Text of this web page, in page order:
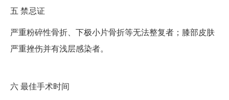
五 禁忌证
严重粉碎性骨折、下极小片骨折等无法整复者；膝部皮肤
严重挫伤并有浅层感染者。
六最佳手术时间